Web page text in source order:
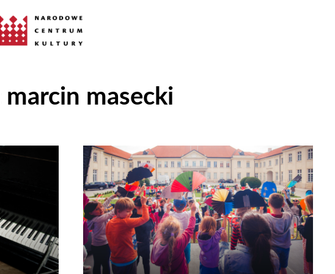
marcin masecki
Odtwarzacz
plików
dźwiękowych